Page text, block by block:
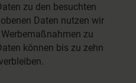
zu den besuchten
Daten nutzen wir
zu
können bis zu zehn